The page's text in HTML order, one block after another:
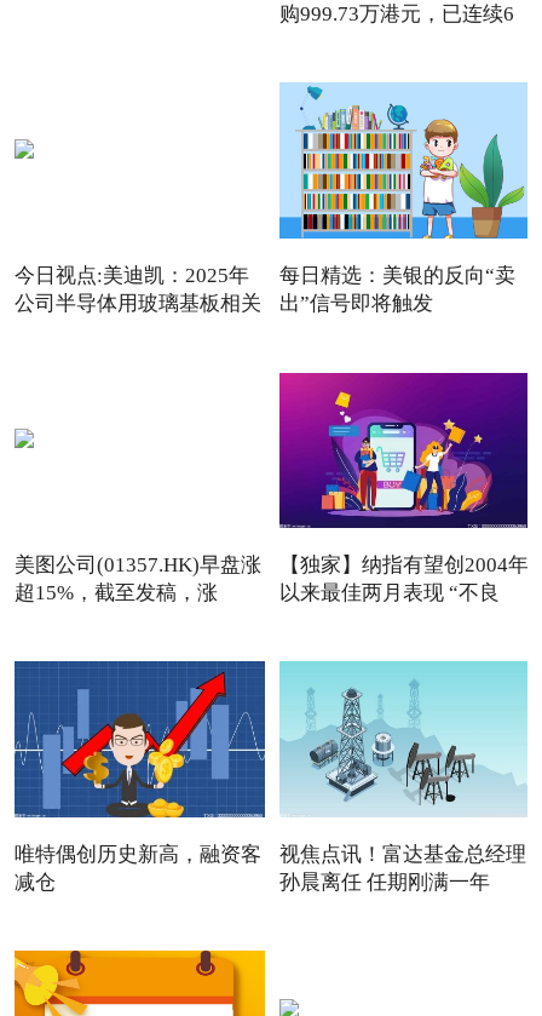
购999.73万港元，已连续6
今日视点:美迪凯：2025年
公司半导体用玻璃基板相关
每日精选：美银的反向“卖
出”信号即将触发
美图公司(01357.HK)早盘涨
超15%，截至发稿，涨
【独家】纳指有望创2004年
以来最佳两月表现 “不良
唯特偶创历史新高，融资客
减仓
视焦点讯！富达基金总经理
孙晨离任 任期刚满一年